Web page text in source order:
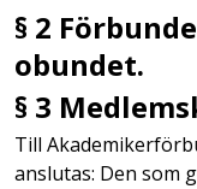
§ 2
obundet.
§ 3
Till
anslutas: Den som